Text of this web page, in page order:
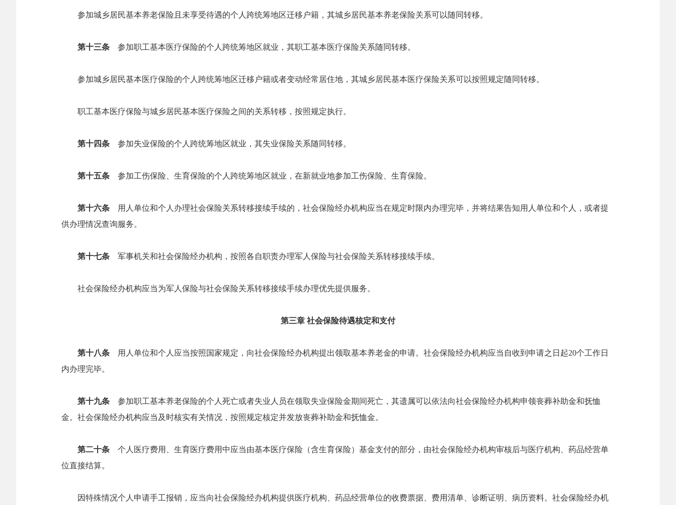
参加城乡居民基本养老保险且未享受待遇的个人跨统筹地区迁移户籍，其城乡居民基本养老保险关系可以随同转移。
第十三条 参加职工基本医疗保险的个人跨统筹地区就业，其职工基本医疗保险关系随同转移。
参加城乡居民基本医疗保险的个人跨统筹地区迁移户籍或者变动经常居住地，其城乡居民基本医疗保险关系可以按照规定随同转移。
职工基本医疗保险与城乡居民基本医疗保险之间的关系转移，按照规定执行。
第十四条 参加失业保险的个人跨统筹地区就业，其失业保险关系随同转移。
第十五条 参加工伤保险、生育保险的个人跨统筹地区就业，在新就业地参加工伤保险、生育保险。
第十六条 用人单位和个人办理社会保险关系转移接续手续的，社会保险经办机构应当在规定时限内办理完毕，并将结果告知用人单位和个人，或者提
供办理情况查询服务。
第十七条 军事机关和社会保险经办机构，按照各自职责办理军人保险与社会保险关系转移接续手续。
社会保险经办机构应当为军人保险与社会保险关系转移接续手续办理优先提供服务。
第三章 社会保险待遇核定和支付
第十八条 用人单位和个人应当按照国家规定，向社会保险经办机构提出领取基本养老金的申请。社会保险经办机构应当自收到申请之日起20个工作日
内办理完毕。
第十九条 参加职工基本养老保险的个人死亡或者失业人员在领取失业保险金期间死亡，其遗属可以依法向社会保险经办机构申领丧葬补助金和抚恤
金。社会保险经办机构应当及时核实有关情况，按照规定核定并发放丧葬补助金和抚恤金。
第二十条 个人医疗费用、生育医疗费用中应当由基本医疗保险（含生育保险）基金支付的部分，由社会保险经办机构审核后与医疗机构、药品经营单
位直接结算。
因特殊情况个人申请手工报销，应当向社会保险经办机构提供医疗机构、药品经营单位的收费票据、费用清单、诊断证明、病历资料。社会保险经办机